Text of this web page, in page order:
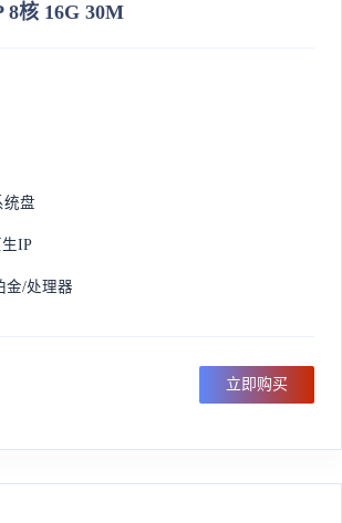
8核 16G 30M
统盘
IP
金/处理器
立即购买